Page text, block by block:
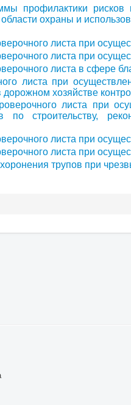
профилактики
охраны и
листа при
листа при
листа в сфере
листа при
дорожном хозяйстве
листа при
по строительству,
листа при
листа при
трупов при